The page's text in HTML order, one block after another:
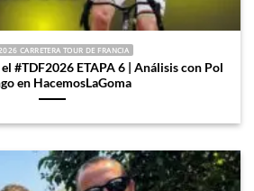
CARRETERA TOUR DE FRANCIA
#TDF2026 ETAPA 6 | Análisis con Pol
en HacemosLaGoma